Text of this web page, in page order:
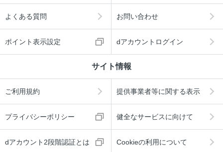
よくある質問 お問い合わせ
ポイント表示設定 dアカウントログイン
サイト情報
ご利用規約 提供事業者等に関する表示
プライバシーポリシー 健全なサービスに向けて
dアカウント2段階認証とは Cookieの利用について